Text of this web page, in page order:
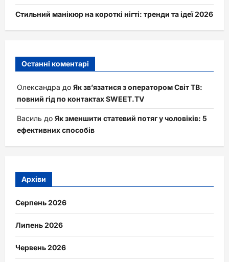
Стильний манікюр на короткі нігті: тренди та ідеї 2026
Останні коментарі
Олександра до Як зв’язатися з оператором Світ ТВ:
повний гід по контактах SWEET.TV
Василь до Як зменшити статевий потяг у чоловіків: 5
ефективних способів
Архіви
Серпень 2026
Липень 2026
Червень 2026